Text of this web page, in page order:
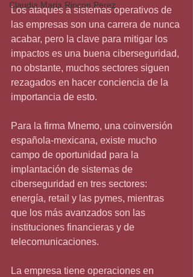
Claudia Maria Rincon Perez
Los ataques a sistemas operativos de
las empresas son una carrera de nunca
acabar, pero la clave para mitigar los
impactos es una buena ciberseguridad,
no obstante, muchos sectores siguen
rezagados en hacer conciencia de la
importancia de esto.
Para la firma Mnemo, una coinversión
española-mexicana, existe mucho
campo de oportunidad para la
implantación de sistemas de
ciberseguridad en tres sectores:
energía, retail y las pymes, mientras
que los más avanzados son las
instituciones financieras y de
telecomunicaciones.
La empresa tiene operaciones en